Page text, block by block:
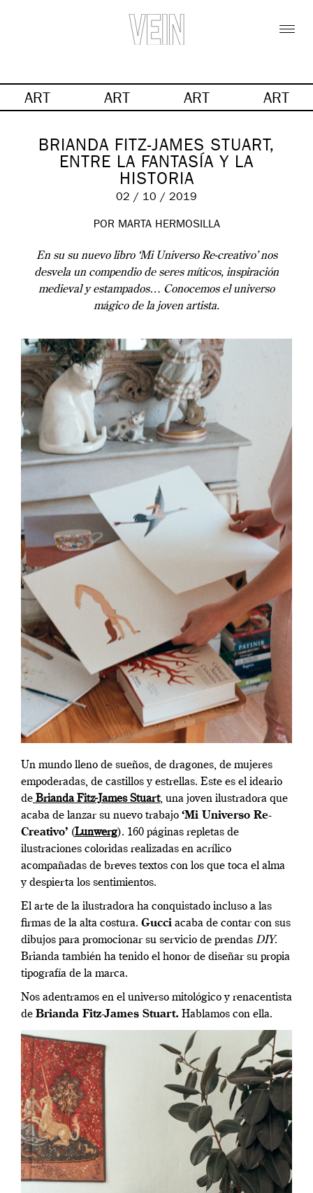
ART ART ART ART
BRIANDA FITZ-JAMES STUART,
ENTRE LA FANTASÍA Y LA
HISTORIA
02 / 10 / 2019
POR MARTA HERMOSILLA
En su su nuevo libro ‘Mi Universo Re-creativo’ nos
desvela un compendio de seres míticos, inspiración
medieval y estampados… Conocemos el universo
mágico de la joven artista.
Un mundo lleno de sueños, de dragones, de mujeres
empoderadas, de castillos y estrellas. Este es el ideario
de Brianda Fitz-James Stuart, una joven ilustradora que
acaba de lanzar su nuevo trabajo ‘Mi Universo Re-
Creativo’ (Lunwerg). 160 páginas repletas de
ilustraciones coloridas realizadas en acrílico
acompañadas de breves textos con los que toca el alma
y despierta los sentimientos.
El arte de la ilustradora ha conquistado incluso a las
firmas de la alta costura. Gucci acaba de contar con sus
dibujos para promocionar su servicio de prendas DIY.
Brianda también ha tenido el honor de diseñar su propia
tipografía de la marca.
Nos adentramos en el universo mitológico y renacentista
de Brianda Fitz-James Stuart. Hablamos con ella.